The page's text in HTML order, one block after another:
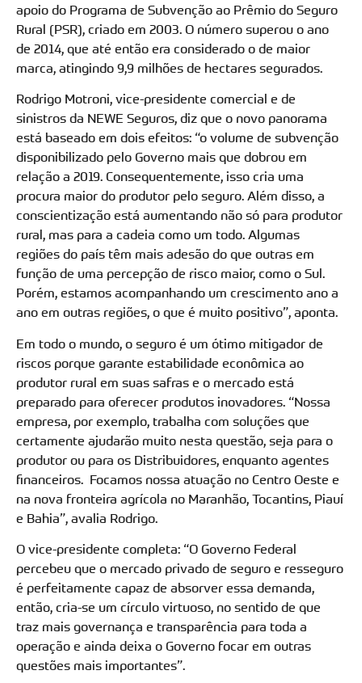
apoio do Programa de Subvenção ao Prêmio do Seguro
Rural (PSR), criado em 2003. O número superou o ano
de 2014, que até então era considerado o de maior
marca, atingindo 9,9 milhões de hectares segurados.
Rodrigo Motroni, vice-presidente comercial e de
sinistros da NEWE Seguros, diz que o novo panorama
está baseado em dois efeitos: “o volume de subvenção
disponibilizado pelo Governo mais que dobrou em
relação a 2019. Consequentemente, isso cria uma
procura maior do produtor pelo seguro. Além disso, a
conscientização está aumentando não só para produtor
rural, mas para a cadeia como um todo. Algumas
regiões do país têm mais adesão do que outras em
função de uma percepção de risco maior, como o Sul.
Porém, estamos acompanhando um crescimento ano a
ano em outras regiões, o que é muito positivo”, aponta.
Em todo o mundo, o seguro é um ótimo mitigador de
riscos porque garante estabilidade econômica ao
produtor rural em suas safras e o mercado está
preparado para oferecer produtos inovadores. “Nossa
empresa, por exemplo, trabalha com soluções que
certamente ajudarão muito nesta questão, seja para o
produtor ou para os Distribuidores, enquanto agentes
financeiros. Focamos nossa atuação no Centro Oeste e
na nova fronteira agrícola no Maranhão, Tocantins, Piauí
e Bahia”, avalia Rodrigo.
O vice-presidente completa: “O Governo Federal
percebeu que o mercado privado de seguro e resseguro
é perfeitamente capaz de absorver essa demanda,
então, cria-se um círculo virtuoso, no sentido de que
traz mais governança e transparência para toda a
operação e ainda deixa o Governo focar em outras
questões mais importantes”.